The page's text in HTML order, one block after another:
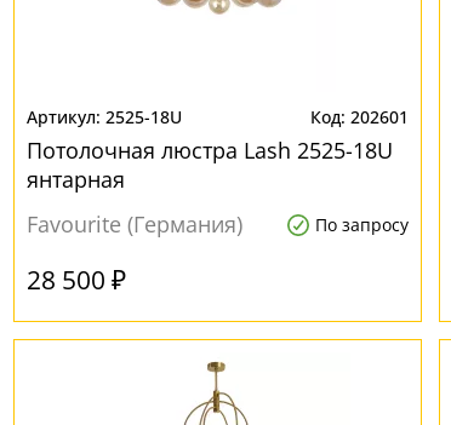
2525-18U 202601
Потолочная люстра Lash 2525-18U
янтарная
Favourite (Германия)
По запросу
28 500 ₽